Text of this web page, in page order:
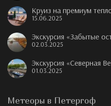
Круиз на премиум
15.06.2025
Экскурсия «Забытые
02.03.2025
Экскурсия «Северная
01.03.2025
Метеоры в Петергоф